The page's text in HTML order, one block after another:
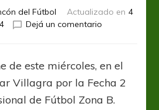
del Fútbol Actualizado en 4
Dejá un comentario
de este miércoles, en el
Villagra por la Fecha 2
de Fútbol Zona B.